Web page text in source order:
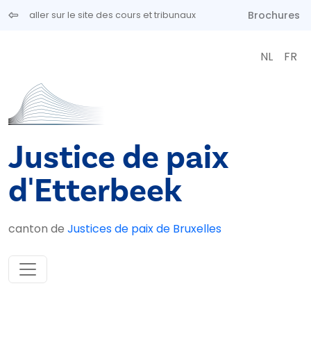
Aller au contenu principal
aller sur le site des cours et tribunaux Brochures
NL FR
Justice de paix
d'Etterbeek
canton de Justices de paix de Bruxelles